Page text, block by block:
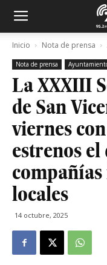
Inicio Nota de prensa
Nota de prensa
La XXXIII
de San
viernes
estrenos
locales
14 octubre, 2025